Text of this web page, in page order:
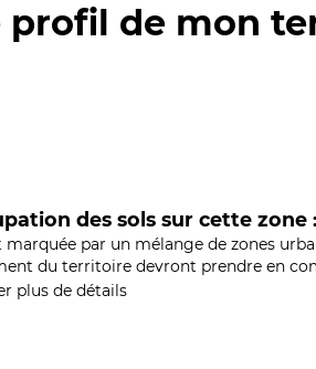
profil de mon
des sols sur cette zone :
par un mélange de zones
du territoire devront prendre en
plus de détails